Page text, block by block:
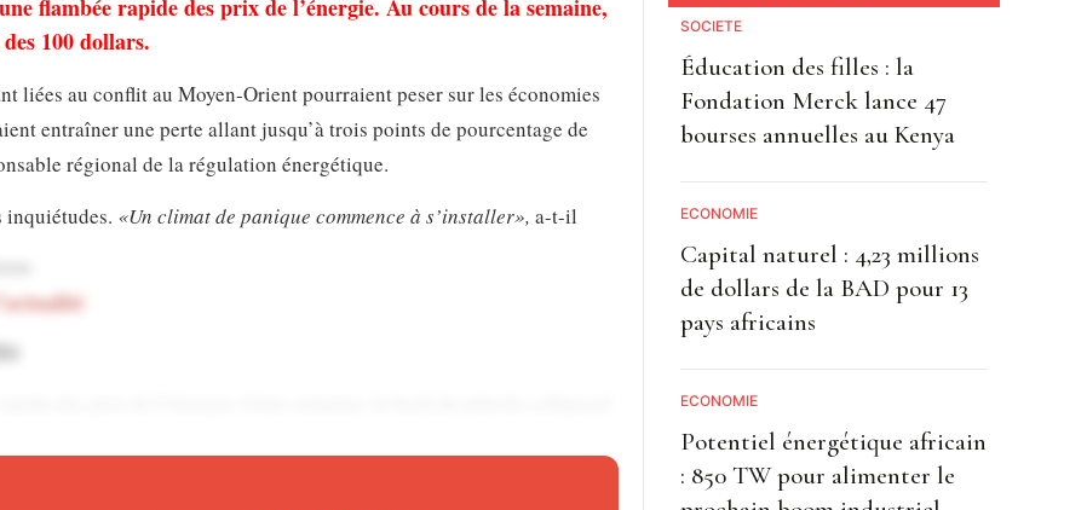
flambée rapide des prix de l’énergie. Au cours de la semaine,
100 dollars.
liées au conflit au Moyen-Orient pourraient peser sur les économies
entraîner une perte allant jusqu’à trois points de pourcentage de
régional de la régulation énergétique.
inquiétudes. «Un climat de panique commence à s’installer», a-t-il
dans la région.
SOCIETE
Éducation des filles : la
Fondation Merck lance 47
bourses annuelles au Kenya
ECONOMIE
Capital naturel : 4,23 millions
de dollars de la BAD pour 13
pays africains
ECONOMIE
Potentiel énergétique africain
: 850 TW pour alimenter le